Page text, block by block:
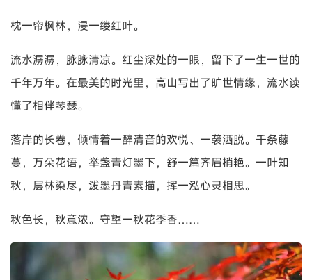
枕一帘枫林，浸一缕红叶。
流水潺潺，脉脉清凉。红尘深处的一眼，留下了一生一世的
千年万年。在最美的时光里，高山写出了旷世情缘，流水读
懂了相伴琴瑟。
落岸的长卷，倾情着一醉清音的欢悦、一袭洒脱。千条藤
蔓，万朵花语，举盏青灯墨下，舒一篇齐眉梢艳。一叶知
秋，层林染尽，泼墨丹青素描，挥一泓心灵相思。
秋色长，秋意浓。守望一秋花季香……